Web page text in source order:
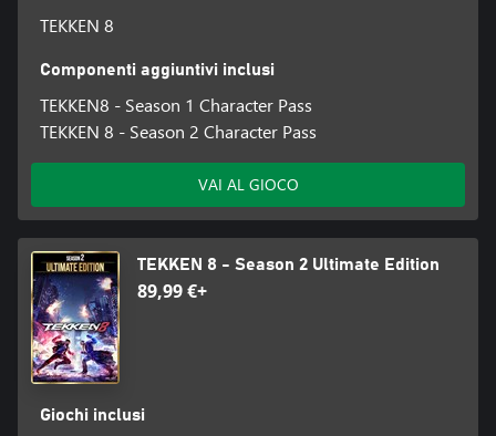
TEKKEN 8
Componenti aggiuntivi inclusi
TEKKEN8 - Season 1 Character Pass
TEKKEN 8 - Season 2 Character Pass
VAI AL GIOCO
TEKKEN 8 - Season 2 Ultimate Edition
89,99 €+
Giochi inclusi